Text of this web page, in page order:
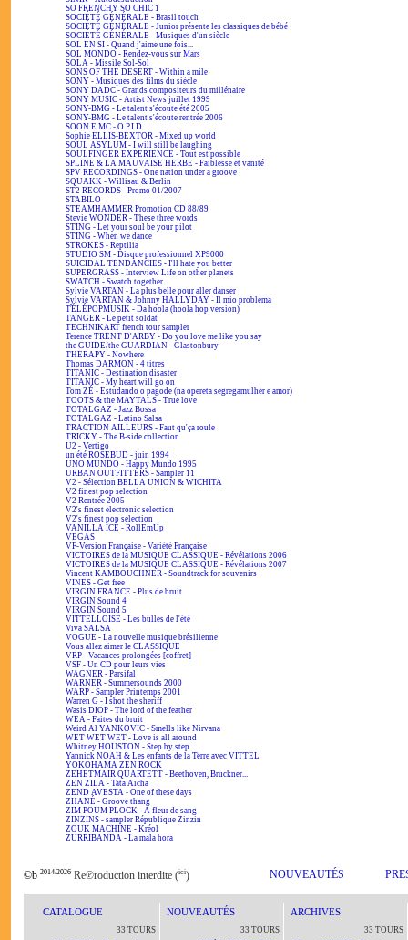
SO FRENCHY SO CHIC 1
SOCIÉTÉ GÉNÉRALE - Brasil touch
SOCIÉTÉ GÉNÉRALE - Junior présente les classiques de bébé
SOCIÉTÉ GÉNÉRALE - Musiques d'un siècle
SOL EN SI - Quand j'aime une fois...
SOL MONDO - Rendez-vous sur Mars
SOLA - Missile Sol-Sol
SONS OF THE DESERT - Within a mile
SONY - Musiques des films du siècle
SONY DADC - Grands compositeurs du millénaire
SONY MUSIC - Artist News juillet 1999
SONY-BMG - Le talent s'écoute été 2005
SONY-BMG - Le talent s'écoute rentrée 2006
SOON E MC - O.P.I.D.
Sophie ELLIS-BEXTOR - Mixed up world
SOUL ASYLUM - I will still be laughing
SOULFINGER EXPERIENCE - Tout est possible
SPLINE & LA MAUVAISE HERBE - Faiblesse et vanité
SPV RECORDINGS - One nation under a groove
SQUAKK - Willisau & Berlin
ST2 RECORDS - Promo 01/2007
STABILO
STEAMHAMMER Promotion CD 88/89
Stevie WONDER - These three words
STING - Let your soul be your pilot
STING - When we dance
STROKES - Reptilia
STUDIO SM - Disque professionnel XP9000
SUICIDAL TENDANCIES - I'll hate you better
SUPERGRASS - Interview Life on other planets
SWATCH - Swatch together
Sylvie VARTAN - La plus belle pour aller danser
Sylvie VARTAN & Johnny HALLYDAY - Il mio problema
TÉLÉPOPMUSIK - Da hoola (hoola hop version)
TANGER - Le petit soldat
TECHNIKART french tour sampler
Terence TRENT D'ARBY - Do you love me like you say
the GUIDE/the GUARDIAN - Glastonbury
THERAPY - Nowhere
Thomas DARMON - 4 titres
TITANIC - Destination disaster
TITANIC - My heart will go on
Tom ZÉ - Estudando o pagode (na opereta segregamulher e amor)
TOOTS & the MAYTALS - True love
TOTALGAZ - Jazz Bossa
TOTALGAZ - Latino Salsa
TRACTION AILLEURS - Faut qu'ça roule
TRICKY - The B-side collection
U2 - Vertigo
un été ROSEBUD - juin 1994
UNO MUNDO - Happy Mundo 1995
URBAN OUTFITTERS - Sampler 11
V2 - Sélection BELLA UNION & WICHITA
V2 finest pop selection
V2 Rentrée 2005
V2's finest electronic selection
V2's finest pop selection
VANILLA ICE - RollEmUp
VEGAS
VF-Version Française - Variété Française
VICTOIRES de la MUSIQUE CLASSIQUE - Révélations 2006
VICTOIRES de la MUSIQUE CLASSIQUE - Révélations 2007
Vincent KAMBOUCHNER - Soundtrack for souvenirs
VINES - Get free
VIRGIN FRANCE - Plus de bruit
VIRGIN Sound 4
VIRGIN Sound 5
VITTELLOISE - Les bulles de l'été
Viva SALSA
VOGUE - La nouvelle musique brésilienne
Vous allez aimer le CLASSIQUE
VRP - Vacances prolongées [coffret]
VSF - Un CD pour leurs vies
WAGNER - Parsifal
WARNER - Summersounds 2000
WARP - Sampler Printemps 2001
Warren G - I shot the sheriff
Wasis DIOP - The lord of the feather
WEA - Faites du bruit
Weird Al YANKOVIC - Smells like Nirvana
WET WET WET - Love is all around
Whitney HOUSTON - Step by step
Yannick NOAH & Les enfants de la Terre avec VITTEL
YOKOHAMA ZEN ROCK
ZEHETMAIR QUARTETT - Beethoven, Bruckner...
ZEN ZILA - Tata Aïcha
ZEND AVESTA - One of these days
ZHANÉ - Groove thang
ZIM POUM PLOCK - A fleur de sang
ZINZINS - sampler République Zinzin
ZOUK MACHINE - Kréol
ZURRIBANDA - La mala hora
©b 2014/2026 Re℗roduction interdite (ici) NOUVEAUTÉS
CATALOGUE
33 TOURS
NOUVEAUTÉS
33 TOURS
ARCHIVES
33 TOURS